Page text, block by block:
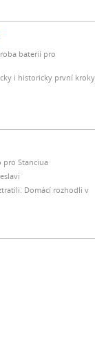
baterií pro
i historicky první kroky
pro Stanciua
Domácí rozhodli v